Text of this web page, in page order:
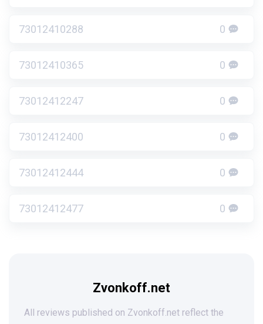
73012410288 0
73012410365 0
73012412247 0
73012412400 0
73012412444 0
73012412477 0
Zvonkoff.net
All reviews published on Zvonkoff.net reflect the